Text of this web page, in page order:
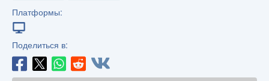
Платформы:
Поделиться в: